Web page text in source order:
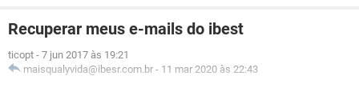
Recuperar meus e-mails do ibest
ticopt - 7 jun 2017 às 19:21
maisqualyvida@ibesr.com.br - 11 mar 2020 às 22:43